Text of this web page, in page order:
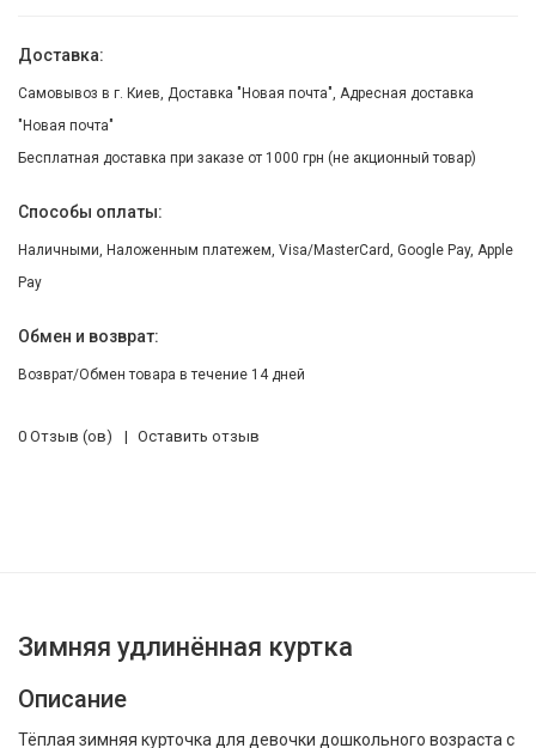
Доставка:
Самовывоз в г. Киев, Доставка "Новая почта", Адресная доставка
"Новая почта"
Бесплатная доставка при заказе от 1000 грн (не акционный товар)
Способы оплаты:
Наличными, Наложенным платежем, Visa/MasterCard, Google Pay, Apple
Pay
Обмен и возврат:
Возврат/Обмен товара в течение 14 дней
0 Отзыв (ов) Оставить отзыв
Зимняя удлинённая куртка
Описание
Тёплая зимняя курточка для девочки дошкольного возраста с